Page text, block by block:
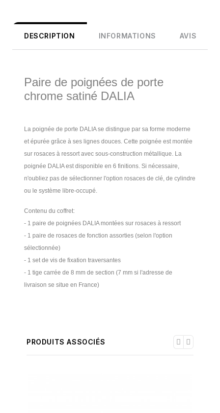
DESCRIPTION INFORMATIONS AVIS
Paire de poignées de porte
chrome satiné DALIA
La poignée de porte DALIA se distingue par sa forme moderne
et épurée grâce à ses lignes douces. Cette poignée est montée
sur rosaces à ressort avec sous-construction métallique. La
poignée DALIA est disponible en 6 finitions. Si nécessaire,
n'oubliez pas de sélectionner l'option rosaces de clé, de cylindre
ou le système libre-occupé.
Contenu du coffret:
- 1 paire de poignées DALIA montées sur rosaces à ressort
- 1 paire de rosaces de fonction assorties (selon l'option
sélectionnée)
- 1 set de vis de fixation traversantes
- 1 tige carrée de 8 mm de section (7 mm si l'adresse de
livraison se situe en France)
PRODUITS ASSOCIÉS